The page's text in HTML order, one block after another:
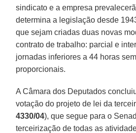
sindicato e a empresa
determina a legislação desde
que sejam criadas duas novas
contrato de trabalho: parcial e
jornadas inferiores a 44 horas
proporcionais.
A Câmara dos Deputados
votação do projeto de lei da
4330/04), que segue para o
terceirização de todas as